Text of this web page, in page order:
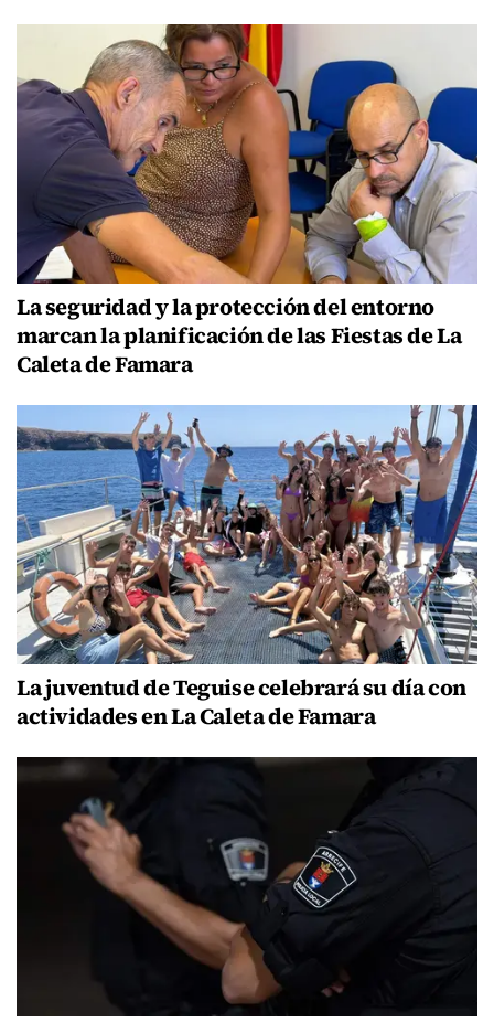
La seguridad y la protección del entorno
marcan la planificación de las Fiestas de La
Caleta de Famara
La juventud de Teguise celebrará su día con
actividades en La Caleta de Famara